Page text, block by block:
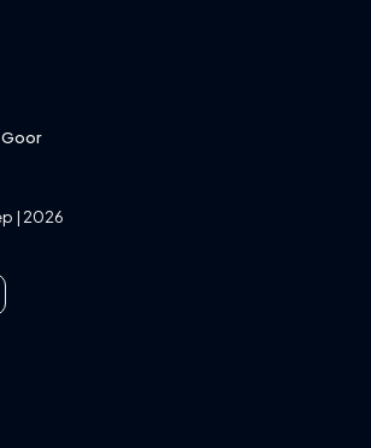
Goor
| 2026